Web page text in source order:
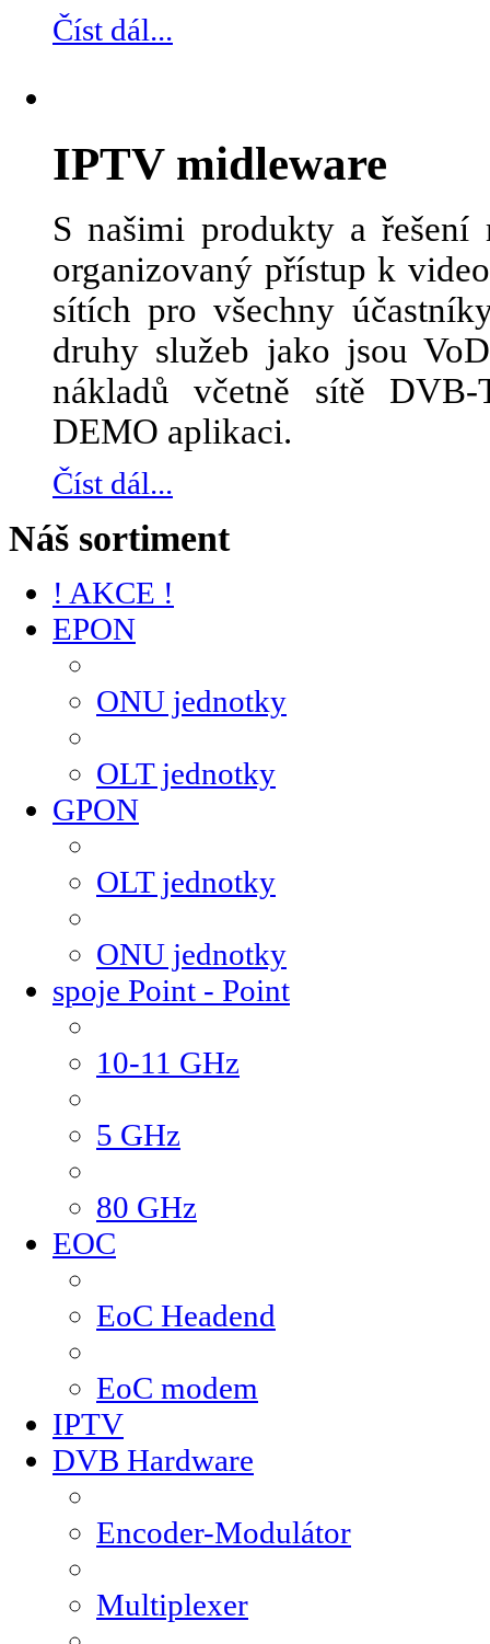
Číst dál...
IPTV midleware
S našimi produkty a řešení
organizovaný přístup k
sítích pro všechny
druhy služeb jako jsou
nákladů včetně sítě
DEMO aplikaci.
Číst dál...
Náš sortiment
! AKCE !
EPON
ONU jednotky
OLT jednotky
GPON
OLT jednotky
ONU jednotky
spoje Point - Point
10-11 GHz
5 GHz
80 GHz
EOC
EoC Headend
EoC modem
IPTV
DVB Hardware
Encoder-Modulátor
Multiplexer